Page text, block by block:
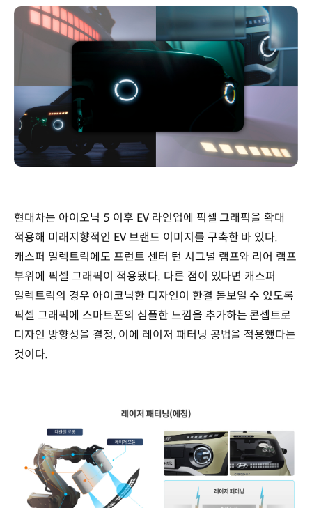
현대차는 아이오닉 5 이후 EV 라인업에 픽셀 그래픽을 확대
적용해 미래지향적인 EV 브랜드 이미지를 구축한 바 있다.
캐스퍼 일렉트릭에도 프런트 센터 턴 시그널 램프와 리어 램프
부위에 픽셀 그래픽이 적용됐다. 다른 점이 있다면 캐스퍼
일렉트릭의 경우 아이코닉한 디자인이 한결 돋보일 수 있도록
픽셀 그래픽에 스마트폰의 심플한 느낌을 추가하는 콘셉트로
디자인 방향성을 결정, 이에 레이저 패터닝 공법을 적용했다는
것이다.